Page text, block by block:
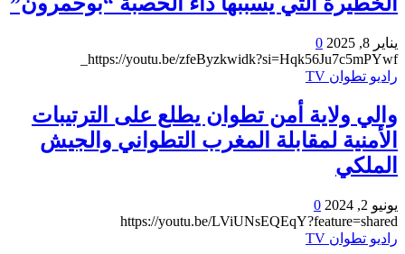
يناير 8, 2025
0
https://youtu.be/zfeByzkwidk?si=Hqk56Ju7c5mPYwf_
راديو تطوان TV
والي ولاية أمن تطوان يطلع على الترتيبات
الأمنية لمقابلة المغرب التطواني والجيش
الملكي
يونيو 2, 2024
0
https://youtu.be/LViUNsEQEqY?feature=shared
راديو تطوان TV